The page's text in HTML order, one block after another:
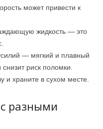
может привести к
жидкость — это
— мягкий и плавный
риск поломки.
и храните в сухом месте.
разными